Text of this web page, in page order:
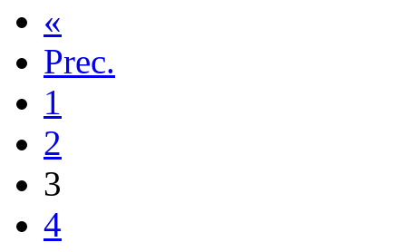
«
Prec.
1
2
3
4